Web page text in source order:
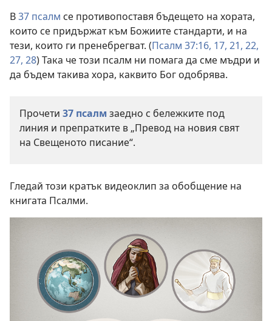
В37 псалм се противопоставя бъдещето на хората,
които се придържат към Божиите стандарти, и на
тези, които ги пренебрегват. (Псалм 37:16, 17, 21, 22,
27, 28) Така че този псалм ни помага да сме мъдри и
да бъдем такива хора, каквито Бог одобрява.
Прочети 37 псалм заедно с бележките под
линия и препратките в „Превод на новия свят
на Свещеното писание“.
Гледай този кратък видеоклип за обобщение на
книгата Псалми.